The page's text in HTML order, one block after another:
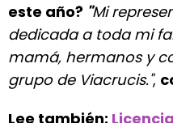
este año? "Mi
dedicada a toda mi
mamá, hermanos y
grupo de Viacrucis.",
Lee también: